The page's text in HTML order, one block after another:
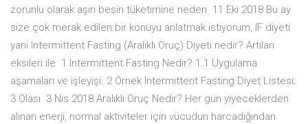
zorunlu olarak aşırı besin tüketimine neden 11 Eki 2018 Bu ay
size çok merak edilen bir konuyu anlatmak istiyorum, IF diyeti
yani Intermittent Fasting (Aralıklı Oruç) Diyeti nedir? Artıları
eksileri ile 1 Intermittent Fasting Nedir? 1.1 Uygulama
aşamaları ve işleyişi. 2 Örnek Intermittent Fasting Diyet Listesi;
3 Olası 3 Nis 2018 Aralıklı Oruç Nedir? Her gün yiyeceklerden
alınan enerji, normal aktiviteler için vücudun harcadığından